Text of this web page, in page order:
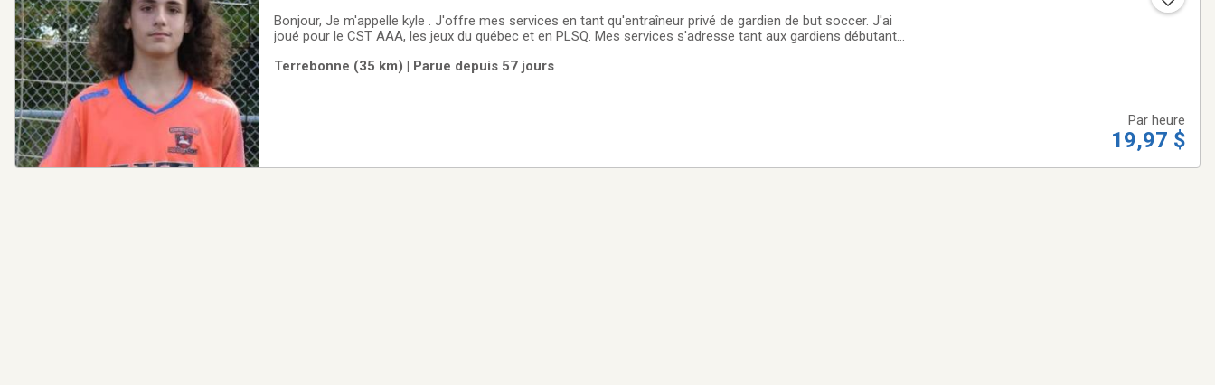
Bonjour, Je m'appelle kyle . J'offre mes services en tant qu'entraîneur privé de gardien de but soccer. J'ai
joué pour le CST AAA, les jeux du québec et en PLSQ. Mes services s'adresse tant aux gardiens débutant
Terrebonne (35 km) | Parue depuis 57 jours
Par heure
19,97 $